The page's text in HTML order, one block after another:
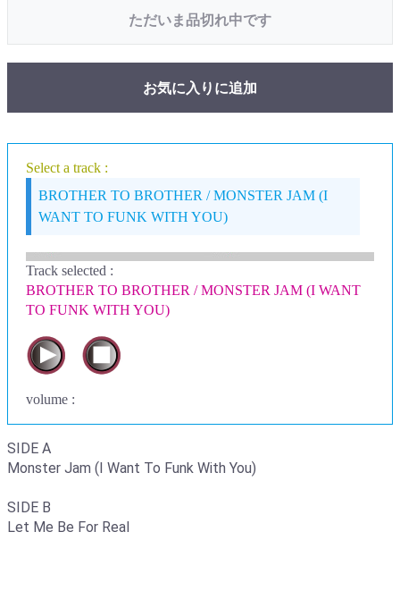
ただいま品切れ中です
お気に入りに追加
Select a track :
BROTHER TO BROTHER / MONSTER JAM (I
WANT TO FUNK WITH YOU)
Track selected :
BROTHER TO BROTHER / MONSTER JAM (I WANT
TO FUNK WITH YOU)
volume :
SIDE A
Monster Jam (I Want To Funk With You)
SIDE B
Let Me Be For Real